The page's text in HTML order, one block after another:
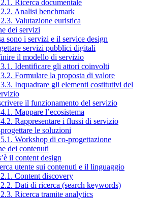
Ricerca documentale
Analisi benchmark
Valutazione euristica
dei servizi
sono i servizi e il service design
servizi pubblici digitali
il modello di servizio
Identificare gli attori coinvolti
Formulare la proposta di valore
Inquadrare gli elementi costitutivi del
il funzionamento del servizio
Mappare l’ecosistema
Rappresentare i flussi di servizio
le soluzioni
Workshop di co-progettazione
dei contenuti
il content design
utente sui contenuti e il linguaggio
Content discovery
Dati di ricerca (search keywords)
Ricerca tramite analytics